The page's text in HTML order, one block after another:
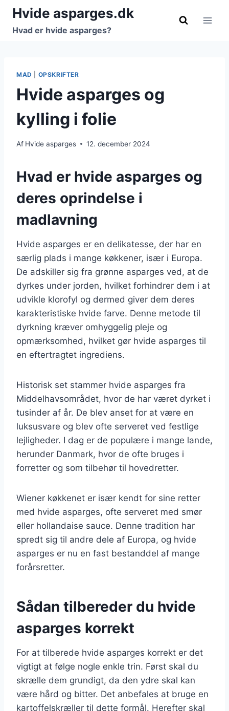
Fortsæt
indhold
Hvide asparges.dk
Hvad er hvide asparges?
MAD OPSKRIFTER
Hvide asparges og
kylling i folie
Af Hvide asparges 12. december 2024
Hvad er hvide asparges og
deres oprindelse i
madlavning
Hvide asparges er en delikatesse, der har en
særlig plads i mange køkkener, især i Europa.
De adskiller sig fra grønne asparges ved, at de
dyrkes under jorden, hvilket forhindrer dem i at
udvikle klorofyl og dermed giver dem deres
karakteristiske hvide farve. Denne metode til
dyrkning kræver omhyggelig pleje og
opmærksomhed, hvilket gør hvide asparges til
en eftertragtet ingrediens.
Historisk set stammer hvide asparges fra
Middelhavsområdet, hvor de har været dyrket i
tusinder af år. De blev anset for at være en
luksusvare og blev ofte serveret ved festlige
lejligheder. I dag er de populære i mange lande,
herunder Danmark, hvor de ofte bruges i
forretter og som tilbehør til hovedretter.
Wiener køkkenet er især kendt for sine retter
med hvide asparges, ofte serveret med smør
eller hollandaise sauce. Denne tradition har
spredt sig til andre dele af Europa, og hvide
asparges er nu en fast bestanddel af mange
forårsretter.
Sådan tilbereder du hvide
asparges korrekt
For at tilberede hvide asparges korrekt er det
vigtigt at følge nogle enkle trin. Først skal du
skrælle dem grundigt, da den ydre skal kan
være hård og bitter. Det anbefales at bruge en
kartoffelskræller til dette formål. Herefter skal